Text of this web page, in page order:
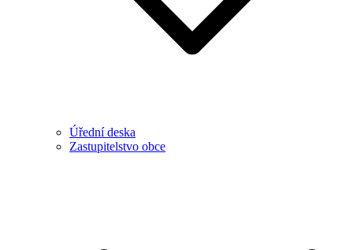
Úřední deska
Zastupitelstvo obce